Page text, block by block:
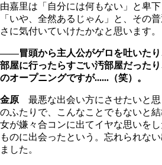
由嘉里は「自分には何もない」と卑下
「いや、全然あるじゃん」と、その
さに気付いていけたかなと思います。
――冒頭から主人公がゲロを吐いたり
部屋に行ったらすごい汚部屋だった
のオープニングですが......（笑）。
金原 最悪な出会い方にさせたいと
のふたりで、こんなことでもないと
女が嫌々合コンに出てイヤな思いを
ものに出会ったという。忘れられな
ました。